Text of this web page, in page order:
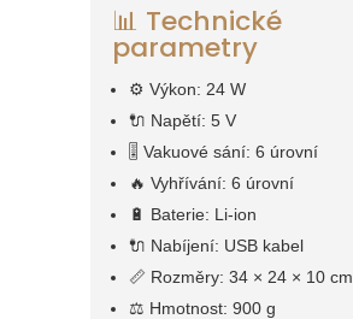
📊 Technické
parametry
⚙️ Výkon: 24 W
🔌 Napětí: 5 V
🎚️ Vakuové sání: 6 úrovní
🔥 Vyhřívání: 6 úrovní
🔋 Baterie: Li-ion
🔌 Nabíjení: USB kabel
📏 Rozměry: 34 × 24 × 10 cm
⚖️ Hmotnost: 900 g